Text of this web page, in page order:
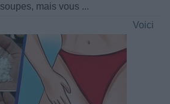
mais vous ...
Voici